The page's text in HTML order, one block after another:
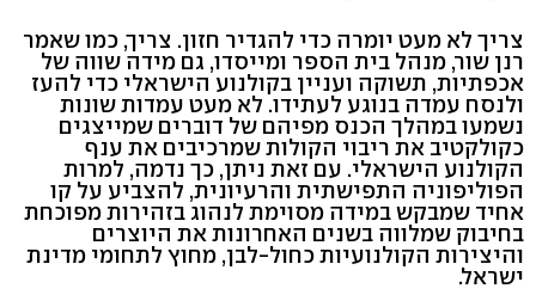
צריך לא מעט יומרה כדי להגדיר חזון. צריך, כמו שאמר
רנן שור, מנהל בית הספר ומייסדו, גם מידה שווה של
אכפתיות, תשוקה ועניין בקולנוע הישראלי כדי להעז
ולנסח עמדה בנוגע לעתידו. לא מעט עמדות שונות
נשמעו במהלך הכנס מפיהם של דוברים שמייצגים
כקולקטיב את ריבוי הקולות שמרכיבים את ענף
הקולנוע הישראלי. עם זאת ניתן, כך נדמה, למרות
הפוליפוניה התפישתית והרעיונית, להצביע על קו
אחיד שמבקש במידה מסוימת לנהוג בזהירות מפוכחת
בחיבוק שמלווה בשנים האחרונות את היוצרים
והיצירות הקולנועיות כחול-לבן, מחוץ לתחומי מדינת
ישראל.